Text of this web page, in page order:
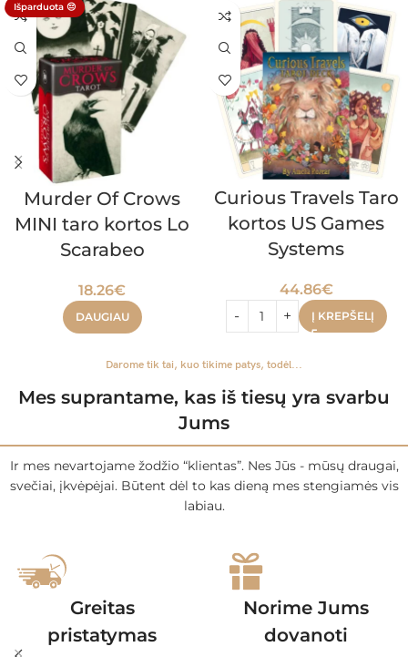
Išparduota 😔
Murder Of Crows
MINI taro kortos Lo
Scarabeo
18.26€
DAUGIAU
Curious Travels Taro
kortos US Games
Systems
44.86€
Į KREPŠELĮ
Darome tik tai, kuo tikime patys, todėl...
Mes suprantame, kas iš tiesų yra svarbu
Jums
Ir mes nevartojame žodžio “klientas”. Nes Jūs - mūsų draugai,
svečiai, įkvėpėjai. Būtent dėl to kas dieną mes stengiamės vis
labiau.
Greitas
pristatymas
Norime Jums
dovanoti